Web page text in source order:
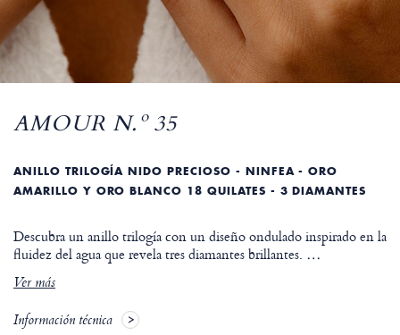
AMOUR N.º 35
ANILLO TRILOGÍA NIDO PRECIOSO - NINFEA - ORO
AMARILLO Y ORO BLANCO 18 QUILATES - 3 DIAMANTES
Descubra un anillo trilogía con un diseño ondulado inspirado en la
fluidez del agua que revela tres diamantes brillantes. …
Ver más
Información técnica